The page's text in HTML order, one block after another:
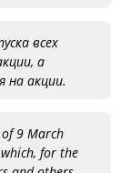
всех
а
на акции.
9 March
for the